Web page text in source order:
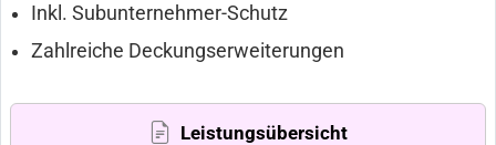
Inkl. Subunternehmer-Schutz
Zahlreiche Deckungserweiterungen
Leistungsübersicht